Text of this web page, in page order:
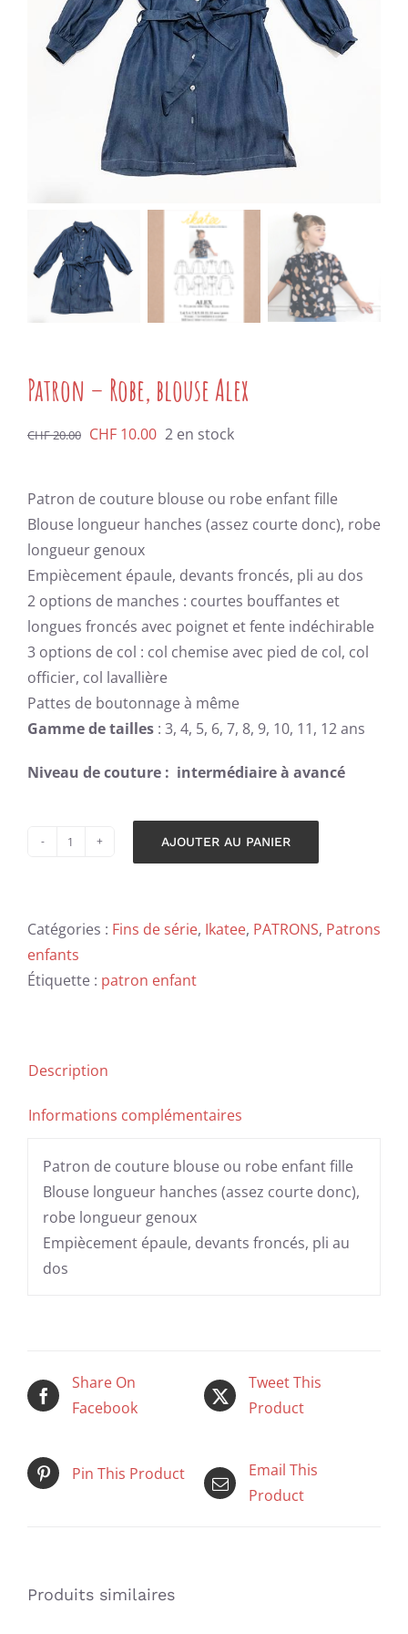
Patron – Robe, blouse Alex
CHF20.00 Le
était :
CHF 20.00.
CHF 10.00Le
est :
CHF 10.00.
2 en stock
Patron de couture blouse ou robe enfant fille
Blouse longueur hanches (assez courte donc), robe
longueur genoux
Empiècement épaule, devants froncés, pli au dos
2 options de manches : courtes bouffantes et
longues froncés avec poignet et fente indéchirable
3 options de col : col chemise avec pied de col, col
officier, col lavallière
Pattes de boutonnage à même
Gamme de tailles : 3, 4, 5, 6, 7, 8, 9, 10, 11, 12 ans
Niveau de couture : intermédiaire à avancé
-
Robe,
blouse
AJOUTER AU PANIER
Catégories : Fins de série, Ikatee, PATRONS, Patrons
enfants
Étiquette : patron enfant
Description
Informations complémentaires
Patron de couture blouse ou robe enfant fille
Blouse longueur hanches (assez courte donc),
robe longueur genoux
Empiècement épaule, devants froncés, pli au
dos
Share On
Facebook
Tweet This
Product
Pin This Product
Email This
Product
Produits similaires